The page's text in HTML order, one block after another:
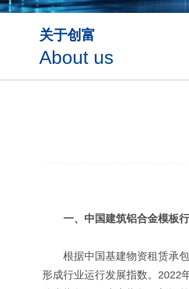
关于创富
About us
一、中国建筑铝合金模板
根据中国基建物资租赁承
形成行业运行发展指数。2022